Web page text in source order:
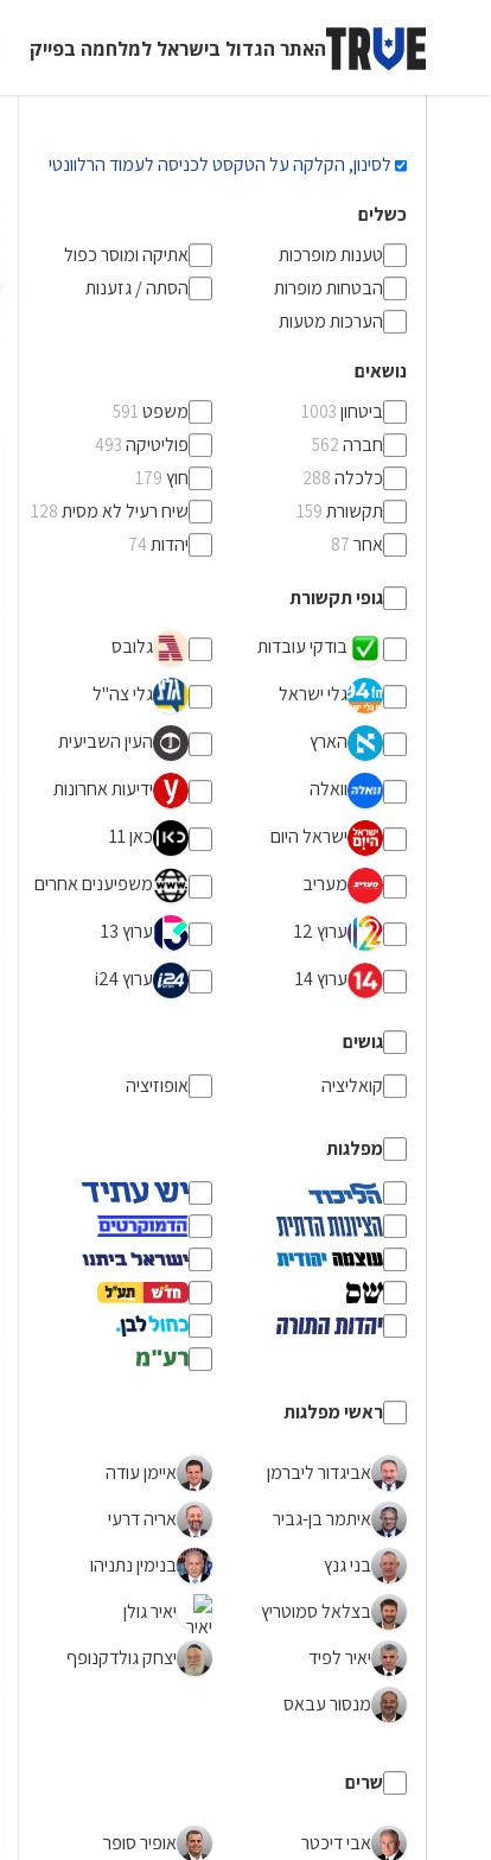
האתר הגדול בישראל למלחמה בפייק
לסינון, הקלקה על הטקסט לכניסה לעמוד הרלוונטי
כשלים
טענות מופרכות
אתיקה ומוסר כפול
הבטחות מופרות
הסתה / גזענות
הערכות מטעות
נושאים
ביטחון 1003 משפט 591
חברה 562 פוליטיקה 493
כלכלה 288 חוץ 179
תקשורת 159 שיח רעיל לא מסית 128
אחר 87 יהדות 74
גופי תקשורת
בודקי עובדות
גלובס
גלי ישראל
גלי צה"ל
הארץ
העין השביעית
וואלה
ידיעות אחרונות
ישראל היום
כאן 11
מעריב
משפיענים אחרים
ערוץ 12
ערוץ 13
ערוץ 14
ערוץ i24
גושים
קואליציה
אופוזיציה
מפלגות
ראשי מפלגות
אביגדור ליברמן
איימן עודה
איתמר בן-גביר
אריה דרעי
בני גנץ
בנימין נתניהו
בצלאל סמוטריץ
יאיר גולן
יאיר לפיד
יצחק גולדקנופף
מנסור עבאס
שרים
אבי דיכטר
אופיר סופר